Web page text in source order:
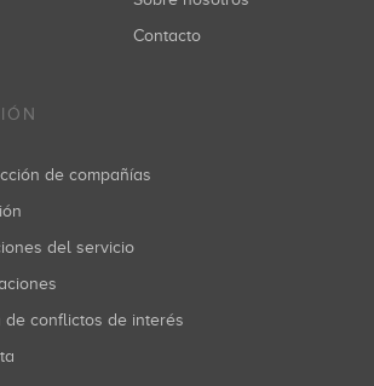
Contacto
de compañías
del servicio
de conflictos de interés